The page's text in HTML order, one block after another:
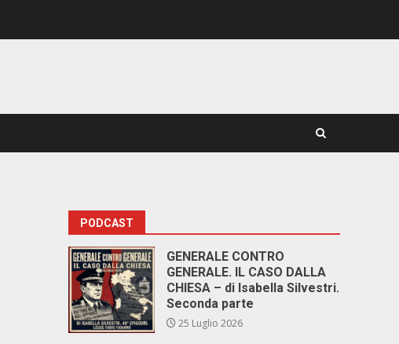
PODCAST
GENERALE CONTRO
GENERALE. IL CASO DALLA
CHIESA – di Isabella Silvestri.
Seconda parte
25 Luglio 2026